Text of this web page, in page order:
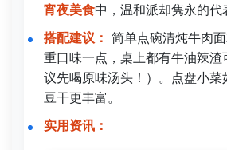
宵夜美食中，温和派却隽永的代
搭配建议： 简单点碗清炖牛肉
重口味一点，桌上都有牛油辣渣
议先喝原味汤头！）。点盘小菜
豆干更丰富。
实用资讯：